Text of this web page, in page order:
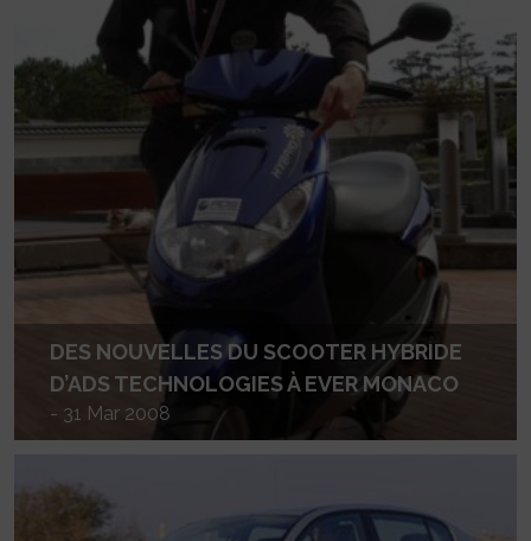
DES NOUVELLES DU SCOOTER HYBRIDE
D’ADS TECHNOLOGIES À EVER MONACO
- 31 Mar 2008